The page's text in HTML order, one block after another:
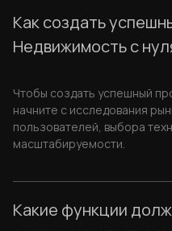
Как создать
Недвижимость с
Чтобы создать успешный
начните с исследования
пользователей, выбора
масштабируемости.
Какие функции